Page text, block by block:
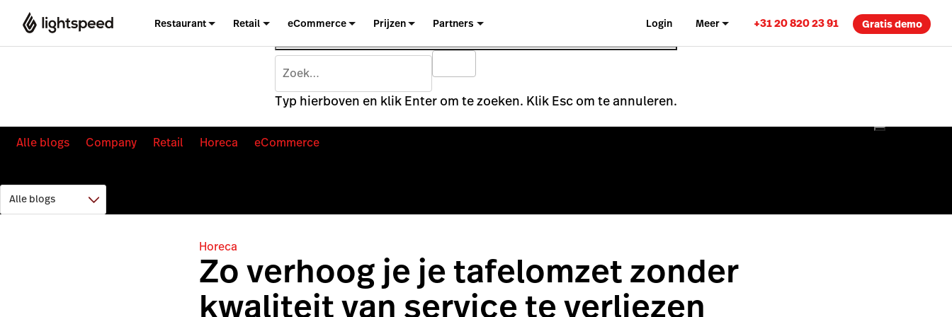
Restaurant Retail eCommerce Prijzen Partners Login Meer +31 20 820 23 91 Gratis demo
Typ hierboven en klik Enter om te zoeken. Klik Esc om te annuleren.
Alle blogs Company Retail Horeca eCommerce
Horeca
Zo verhoog je je tafelomzet zonder
kwaliteit van service te verliezen